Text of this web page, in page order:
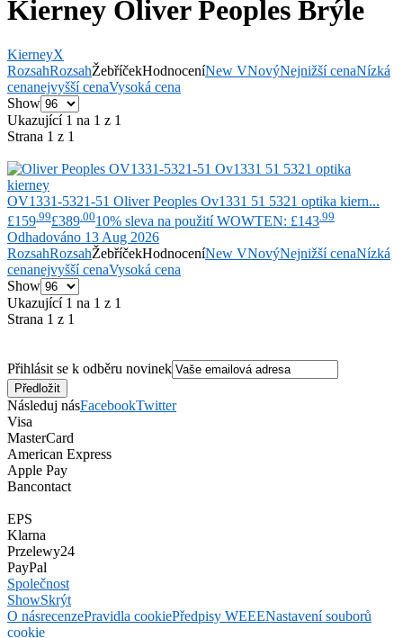
Kierney Oliver Peoples Brýle
KierneyX
RozsahRozsahŽebříčekHodnoceníNew VNovýNejnižší cenaNízká
cenanejvyšší cenaVysoká cena
Show
Ukazující 1 na 1 z 1
Strana 1 z 1
OV1331-5321-51 Oliver Peoples Ov1331 51 5321 optika kiern...
£159 .99£389 .0010% sleva na použití WOWTEN: £143 .99
Odhadováno 13 Aug 2026
RozsahRozsahŽebříčekHodnoceníNew VNovýNejnižší cenaNízká
cenanejvyšší cenaVysoká cena
Show
Ukazující 1 na 1 z 1
Strana 1 z 1
Přihlásit se k odběru novinek
Následuj násFacebookTwitter
Visa
MasterCard
American Express
Apple Pay
Bancontact
EPS
Klarna
Przelewy24
PayPal
Společnost
ShowSkrýt
O násrecenzePravidla cookiePředpisy WEEENastavení souborů
cookie